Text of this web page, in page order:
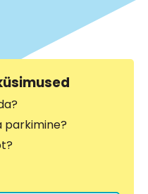
parkimine?